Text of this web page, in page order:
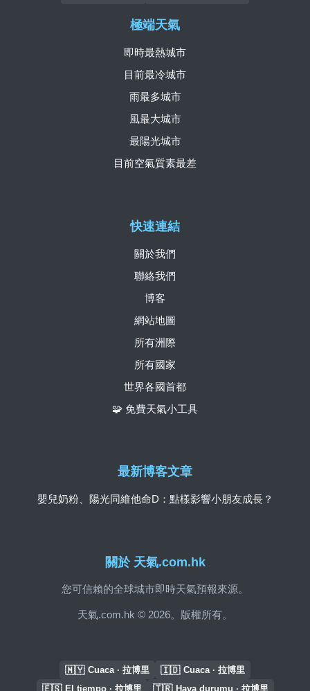
關於 天氣.com.hk
您可信賴的全球城市即時天氣預報來源。
天氣.com.hk © 2026。版權所有。
快速連結
關於我們
聯絡我們
博客
網站地圖
所有洲際
所有國家
世界各國首都
🧩 免費天氣小工具
極端天氣
即時最熱城市
目前最冷城市
雨最多城市
風最大城市
最陽光城市
目前空氣質素最差
最新博客文章
嬰兒奶粉、陽光同維他命D：點樣影響小朋友成長？
🇲🇾 Cuaca · 拉博里 🇮🇩 Cuaca · 拉博里
El tiempo · 拉博里 Hava durumu · 拉博里